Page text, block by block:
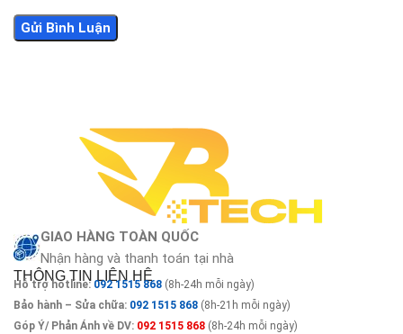
GIAO HÀNG TOÀN QUỐC
Nhận hàng và thanh toán tại nhà
THÔNG TIN LIÊN HỆ
Hỗ trợ hotline: 092 1515 868 (8h-24h mỗi ngày)
Bảo hành – Sửa chữa: 092 1515 868 (8h-21h mỗi ngày)
Góp Ý/ Phản Ánh về DV: 092 1515 868 (8h-24h mỗi ngày)